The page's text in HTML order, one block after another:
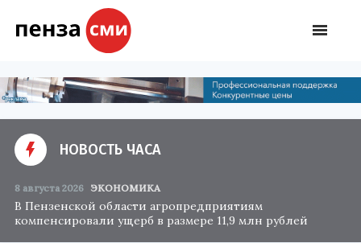
НОВОСТЬ ЧАСА
8 августа 2026 ЭКОНОМИКА
В Пензенской области агропредприятиям
компенсировали ущерб в размере 11,9 млн рублей